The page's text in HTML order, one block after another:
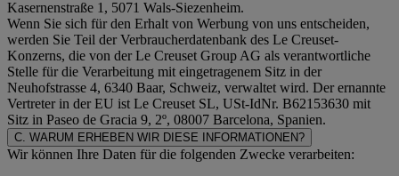
Kasernenstraße 1, 5071 Wals-Siezenheim.
Wenn Sie sich für den Erhalt von Werbung von uns entscheiden,
werden Sie Teil der Verbraucherdatenbank des Le Creuset-
Konzerns, die von der Le Creuset Group AG als verantwortliche
Stelle für die Verarbeitung mit eingetragenem Sitz in der
Neuhofstrasse 4, 6340 Baar, Schweiz, verwaltet wird. Der ernannte
Vertreter in der EU ist Le Creuset SL, USt-IdNr. B62153630 mit
Sitz in Paseo de Gracia 9, 2º, 08007 Barcelona, Spanien.
C. WARUM ERHEBEN WIR DIESE INFORMATIONEN?
Wir können Ihre Daten für die folgenden Zwecke verarbeiten: